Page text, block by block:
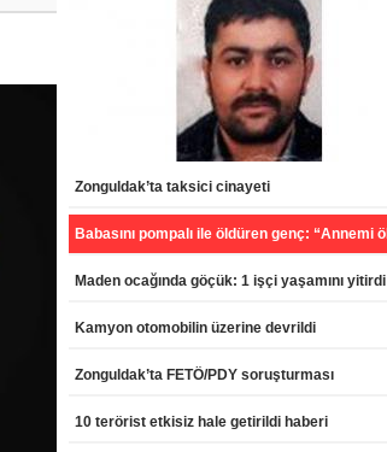
Zonguldak’ta taksici cinayeti
Maden ocağında göçük: 1 işçi yaşamını yitirdi
Kamyon otomobilin üzerine devrildi
Zonguldak’ta FETÖ/PDY soruşturması
10 terörist etkisiz hale getirildi haberi